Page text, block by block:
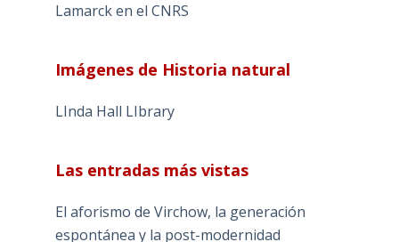
Lamarck en el CNRS
Imágenes de Historia natural
LInda Hall LIbrary
Las entradas más vistas
El aforismo de Virchow, la generación
espontánea y la post-modernidad